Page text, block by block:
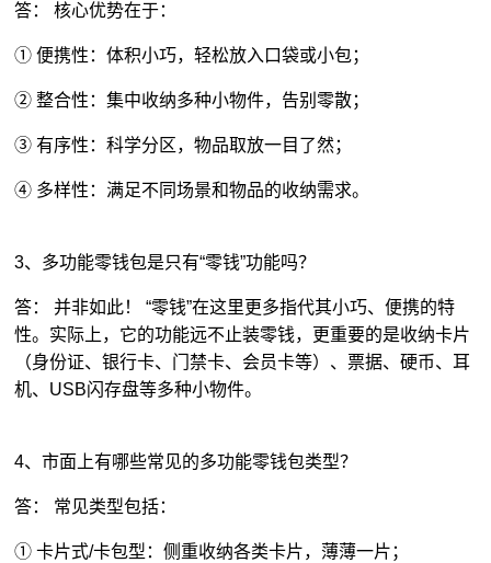
答： 核心优势在于：
① 便携性：体积小巧，轻松放入口袋或小包；
② 整合性：集中收纳多种小物件，告别零散；
③ 有序性：科学分区，物品取放一目了然；
④ 多样性：满足不同场景和物品的收纳需求。
3、多功能零钱包是只有“零钱”功能吗？
答： 并非如此！ “零钱”在这里更多指代其小巧、便携的特
性。实际上，它的功能远不止装零钱，更重要的是收纳卡片
（身份证、银行卡、门禁卡、会员卡等）、票据、硬币、耳
机、USB闪存盘等多种小物件。
4、市面上有哪些常见的多功能零钱包类型？
答： 常见类型包括：
① 卡片式/卡包型：侧重收纳各类卡片，薄薄一片；